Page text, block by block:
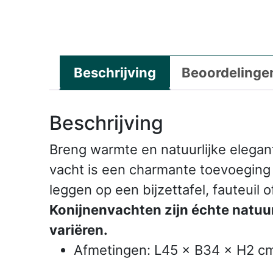
Beschrijving
Beschrijving
Breng warmte en natuurlijke
vacht is een charmante
leggen op een bijzettafel, fauteuil
Konijnenvachten zijn échte
variëren.
Afmetingen: L45 × B34 × H2